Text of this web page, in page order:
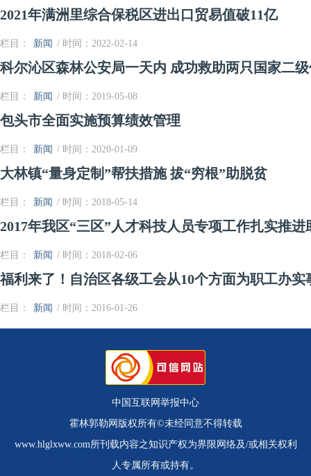
2021年满洲里综合保税区进出口贸易值破11亿
栏目： 新闻 / 时间：2022-02-14
科尔沁区森林公安局一天内 成功救助两只国家二
栏目： 新闻 / 时间：2019-05-08
包头市全面实施预算绩效管理
栏目： 新闻 / 时间：2020-01-09
大林镇“量身定制”帮扶措施 拔“穷根”助脱贫
栏目： 新闻 / 时间：2018-05-14
2017年我区“三区”人才科技人员专项工作扎实推进
栏目： 新闻 / 时间：2018-02-06
福利来了！自治区各级工会从10个方面为职工办实
栏目： 新闻 / 时间：2016-01-26
中国互联网举报中心
霍林郭勒网版权所有©未经同意不得转载
www.hlglxww.com所刊载内容之知识产权为界限网络及/或相关权利
人专属所有或持有。